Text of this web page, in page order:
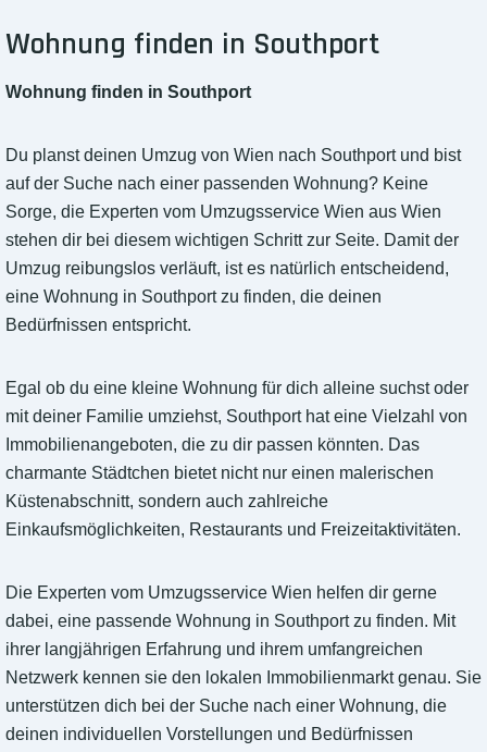
Wohnung finden in Southport
Wohnung finden in Southport
Du planst deinen Umzug von Wien nach Southport und bist
auf der Suche nach einer passenden Wohnung? Keine
Sorge, die Experten vom Umzugsservice Wien aus Wien
stehen dir bei diesem wichtigen Schritt zur Seite. Damit der
Umzug reibungslos verläuft, ist es natürlich entscheidend,
eine Wohnung in Southport zu finden, die deinen
Bedürfnissen entspricht.
Egal ob du eine kleine Wohnung für dich alleine suchst oder
mit deiner Familie umziehst, Southport hat eine Vielzahl von
Immobilienangeboten, die zu dir passen könnten. Das
charmante Städtchen bietet nicht nur einen malerischen
Küstenabschnitt, sondern auch zahlreiche
Einkaufsmöglichkeiten, Restaurants und Freizeitaktivitäten.
Die Experten vom Umzugsservice Wien helfen dir gerne
dabei, eine passende Wohnung in Southport zu finden. Mit
ihrer langjährigen Erfahrung und ihrem umfangreichen
Netzwerk kennen sie den lokalen Immobilienmarkt genau. Sie
unterstützen dich bei der Suche nach einer Wohnung, die
deinen individuellen Vorstellungen und Bedürfnissen